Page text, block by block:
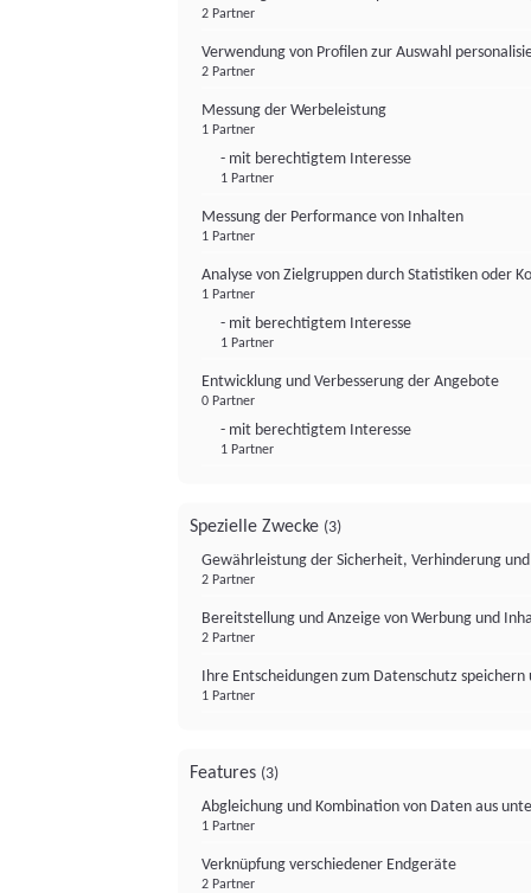
2 Partner
Verwendung von Profilen zur Auswahl
2 Partner
Messung der Werbeleistung
1 Partner
- mit berechtigtem Interesse
1 Partner
Messung der Performance von Inhalten
1 Partner
Analyse von Zielgruppen durch Statistiken oder
1 Partner
- mit berechtigtem Interesse
1 Partner
Entwicklung und Verbesserung der Angebote
0 Partner
- mit berechtigtem Interesse
1 Partner
Spezielle Zwecke (3)
Gewährleistung der Sicherheit, Verhinderung
2 Partner
Bereitstellung und Anzeige von Werbung und
2 Partner
Ihre Entscheidungen zum Datenschutz
1 Partner
Features (3)
Abgleichung und Kombination von Daten aus
1 Partner
Verknüpfung verschiedener Endgeräte
2 Partner